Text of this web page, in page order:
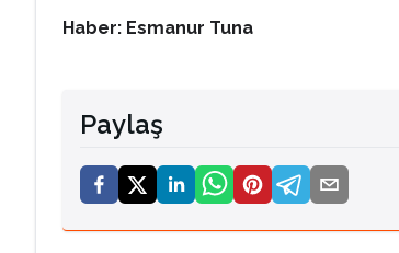
Haber: Esmanur Tuna
Paylaş